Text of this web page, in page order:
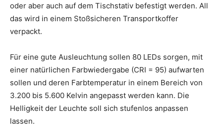
oder aber auch auf dem Tischstativ befestigt werden. All
das wird in einem Stoßsicheren Transportkoffer
verpackt.
Für eine gute Ausleuchtung sollen 80 LEDs sorgen, mit
einer natürlichen Farbwiedergabe (CRI = 95) aufwarten
sollen und deren Farbtemperatur in einem Bereich von
3.200 bis 5.600 Kelvin angepasst werden kann. Die
Helligkeit der Leuchte soll sich stufenlos anpassen
lassen.